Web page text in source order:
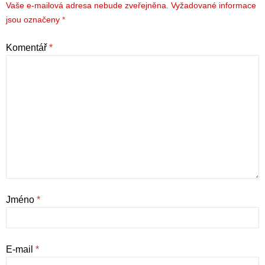
Vaše e-mailová adresa nebude zveřejněna. Vyžadované informace
jsou označeny *
Komentář *
Jméno *
E-mail *